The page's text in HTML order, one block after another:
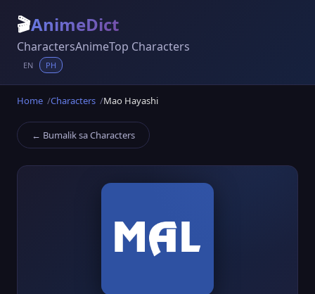
🎬AnimeDict
CharactersAnimeTop Characters
EN PH
Home Characters Mao Hayashi
← Bumalik sa Characters